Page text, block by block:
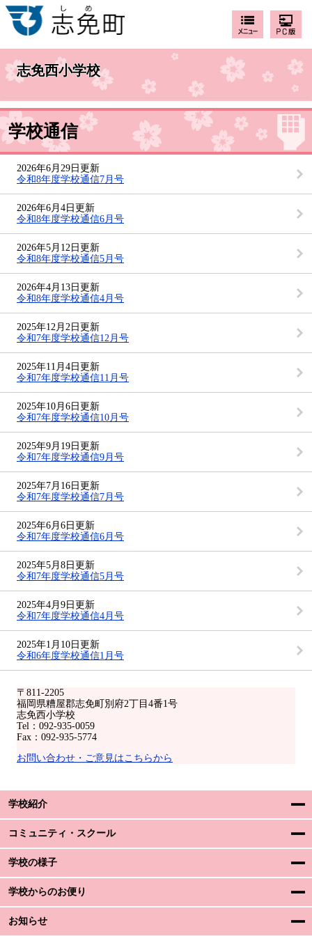
志免西小学校
〒811-2205
福岡県糟屋郡志免町別府2丁目4番1号
志免西小学校
Tel：092-935-0059
Fax：092-935-5774
お問い合わせ・ご意見はこちらから
学校紹介
コミュニティ・スクール
学校の様子
学校からのお便り
お知らせ
学校通信
2026年6月29日更新
令和8年度学校通信7月号
2026年6月4日更新
令和8年度学校通信6月号
2026年5月12日更新
令和8年度学校通信5月号
2026年4月13日更新
令和8年度学校通信4月号
2025年12月2日更新
令和7年度学校通信12月号
2025年11月4日更新
令和7年度学校通信11月号
2025年10月6日更新
令和7年度学校通信10月号
2025年9月19日更新
令和7年度学校通信9月号
2025年7月16日更新
令和7年度学校通信7月号
2025年6月6日更新
令和7年度学校通信6月号
2025年5月8日更新
令和7年度学校通信5月号
2025年4月9日更新
令和7年度学校通信4月号
2025年1月10日更新
令和6年度学校通信1月号